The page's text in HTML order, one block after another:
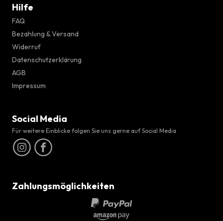
Hilfe
FAQ
Bezahlung & Versand
Widerruf
Datenschutzerklärung
AGB
Impressum
Social Media
Für weitere Einblicke folgen Sie uns gerne auf Social Media
Zahlungsmöglichkeiten